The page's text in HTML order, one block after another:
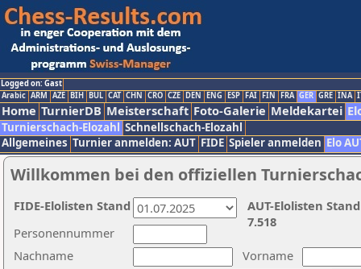
Logged on: Gast
Arabic ARM AZE BIH BUL CAT CHN CRO CZE DEN ENG ESP FAI FIN FRA GER GRE INA
Home TurnierDB Meisterschaft Foto-Galerie Meldekartei
Turnierschach-Elozahl Schnellschach-Elozahl
Allgemeines Turnier anmelden: AUT FIDE Spieler anmelden Elo
Willkommen bei den offiziellen
Nachname
Vorname
Personennummer
AUT-Elolisten
7.518
FIDE-Elolisten Stand